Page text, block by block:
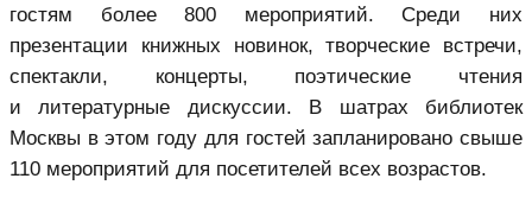
гостям более 800 мероприятий. Среди них
презентации книжных новинок, творческие встречи,
спектакли, концерты, поэтические чтения
и литературные дискуссии. В шатрах библиотек
Москвы в этом году для гостей запланировано свыше
110 мероприятий для посетителей всех возрастов.